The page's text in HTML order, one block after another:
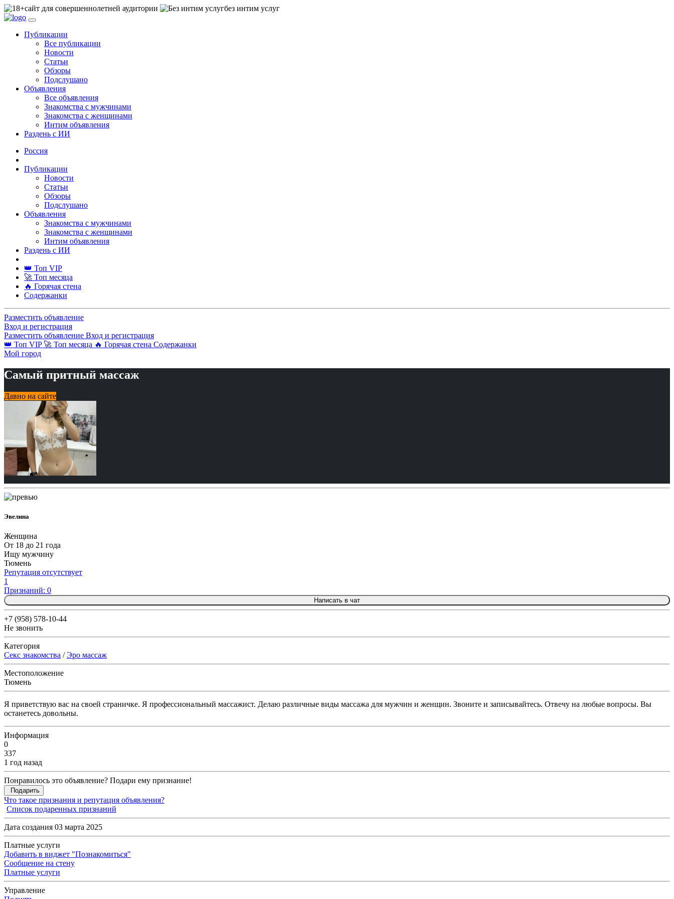
сайт для совершеннолетней аудитории без интим услуг
Публикации
Все публикации
Новости
Статьи
Обзоры
Подслушано
Объявления
Все объявления
Знакомства с мужчинами
Знакомства с женщинами
Интим объявления
Раздень с ИИ
Россия
Публикации
Новости
Статьи
Обзоры
Подслушано
Объявления
Знакомства с мужчинами
Знакомства с женщинами
Интим объявления
Раздень с ИИ
👑 Топ VIP
🚀 Топ месяца
🔥 Горячая стена
Содержанки
Разместить объявление
Вход и регистрация
Разместить объявление Вход и регистрация
👑 Топ VIP 🚀 Топ месяца 🔥 Горячая стена Содержанки
Мой город
Самый притный массаж
Давно на сайте
Эвелина
Женщина
От 18 до 21 года
Ищу мужчину
Тюмень
Репутация отсутствует
1
Признаний: 0
Написать в чат
+7 (958) 578-10-44
Не звонить
Категория
Секс знакомства /Эро массаж
Местоположение
Тюмень
Я приветствую вас на своей страничке. Я профессиональный массажист. Делаю различные виды массажа для мужчин и женщин. Звоните и записывайтесь. Отвечу на любые вопросы. Вы
останетесь довольны.
Информация
0
337
1 год назад
Понравилось это объявление? Подари ему признание!
Подарить
Что такое признания и репутация объявления?
Список подаренных признаний
Дата создания 03 марта 2025
Платные услуги
Добавить в виджет "Познакомиться"
Сообщение на стену
Платные услуги
Управление